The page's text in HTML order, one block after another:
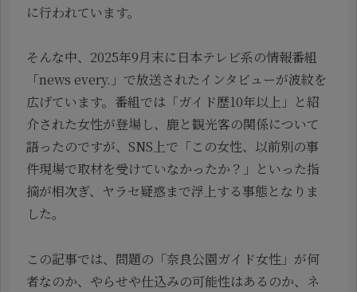
に行われています。
そんな中、2025年9月末に日本テレビ系の情報番組
「news every.」で放送されたインタビューが波紋を
広げています。番組では「ガイド歴10年以上」と紹
介された女性が登場し、鹿と観光客の関係について
語ったのですが、SNS上で「この女性、以前別の事
件現場で取材を受けていなかったか？」といった指
摘が相次ぎ、ヤラセ疑惑まで浮上する事態となりま
した。
この記事では、問題の「奈良公園ガイド女性」が何
者なのか、やらせや仕込みの可能性はあるのか、ネ